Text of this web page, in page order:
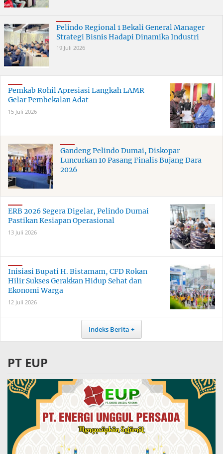
Pelindo Regional 1 Bekali General Manager
Strategi Bisnis Hadapi Dinamika Industri
19 Juli 2026
Pemkab Rohil Apresiasi Langkah LAMR
Gelar Pembekalan Adat
15 Juli 2026
Gandeng Pelindo Dumai, Diskopar
Luncurkan 10 Pasang Finalis Bujang Dara
2026
ERB 2026 Segera Digelar, Pelindo Dumai
Pastikan Kesiapan Operasional
13 Juli 2026
Inisiasi Bupati H. Bistamam, CFD Rokan
Hilir Sukses Gerakkan Hidup Sehat dan
Ekonomi Warga
12 Juli 2026
Indeks Berita
PT EUP